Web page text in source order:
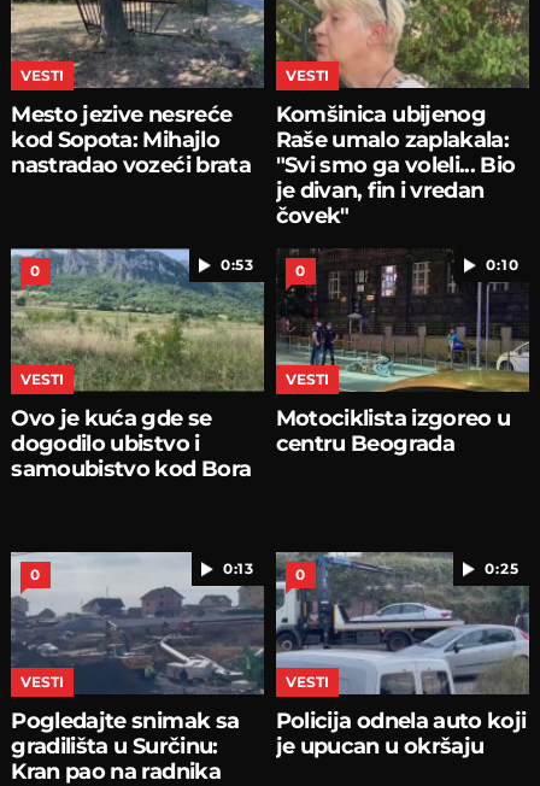
VESTI
Mesto jezive nesreće
kod Sopota: Mihajlo
nastradao vozeći brata
VESTI
Komšinica ubijenog
Raše umalo zaplakala:
"Svi smo ga voleli... Bio
je divan, fin i vredan
čovek"
0:53
0
VESTI
Ovo je kuća gde se
dogodilo ubistvo i
samoubistvo kod Bora
0:10
0
VESTI
Motociklista izgoreo u
centru Beograda
0:13
0
VESTI
Pogledajte snimak sa
gradilišta u Surčinu:
Kran pao na radnika
0:25
0
VESTI
Policija odnela auto koji
je upucan u okršaju